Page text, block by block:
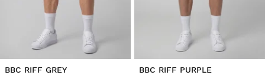
BBC RIFF GREY BBC RIFF PURPLE